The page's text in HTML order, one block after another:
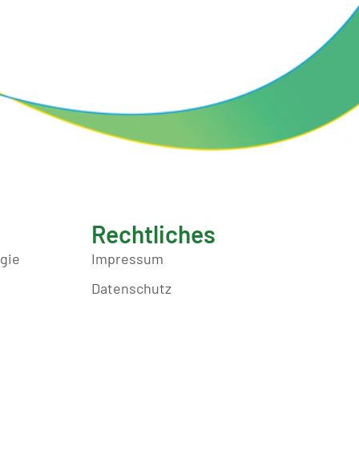
Rechtliches
Impressum
Datenschutz